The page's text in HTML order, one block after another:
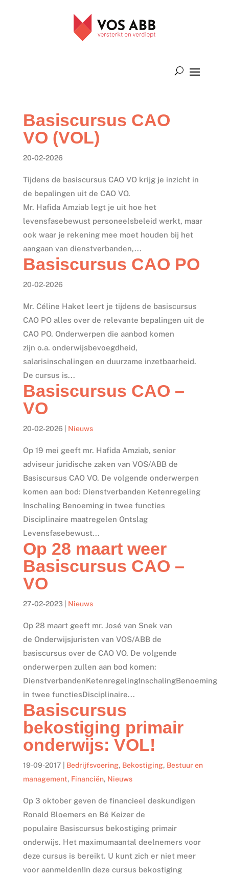
Basiscursus CAO
VO (VOL)
20-02-2026
Tijdens de basiscursus CAO VO krijg je inzicht in
de bepalingen uit de CAO VO.
Mr. Hafida Amziab legt je uit hoe het
levensfasebewust personeelsbeleid werkt, maar
ook waar je rekening mee moet houden bij het
aangaan van dienstverbanden,...
Basiscursus CAO PO
20-02-2026
Mr. Céline Haket leert je tijdens de basiscursus
CAO PO alles over de relevante bepalingen uit de
CAO PO. Onderwerpen die aanbod komen
zijn o.a. onderwijsbevoegdheid,
salarisinschalingen en duurzame inzetbaarheid.
De cursus is...
Basiscursus CAO –
VO
20-02-2026 Nieuws
Op 19 mei geeft mr. Hafida Amziab, senior
adviseur juridische zaken van VOS/ABB de
Basiscursus CAO VO. De volgende onderwerpen
komen aan bod: Dienstverbanden Ketenregeling
Inschaling Benoeming in twee functies
Disciplinaire maatregelen Ontslag
Levensfasebewust...
Op 28 maart weer
Basiscursus CAO –
VO
27-02-2023| Nieuws
Op 28 maart geeft mr. José van Snek van
de Onderwijsjuristen van VOS/ABB de
basiscursus over de CAO VO. De volgende
onderwerpen zullen aan bod komen:
DienstverbandenKetenregelingInschalingBenoeming
in twee functiesDisciplinaire...
Basiscursus
bekostiging primair
onderwijs: VOL!
19-09-2017 Bedrijfsvoering, Bekostiging, Bestuur en
management, Financiën, Nieuws
Op 3 oktober geven de financieel deskundigen
Ronald Bloemers en Bé Keizer de
populaire Basiscursus bekostiging primair
onderwijs. Het maximumaantal deelnemers voor
deze cursus is bereikt. U kunt zich er niet meer
voor aanmelden!In deze cursus bekostiging